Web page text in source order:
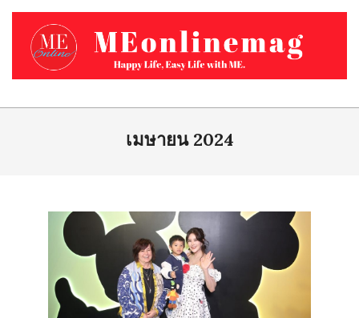
Skip
content
Primary
เมษายน 2024